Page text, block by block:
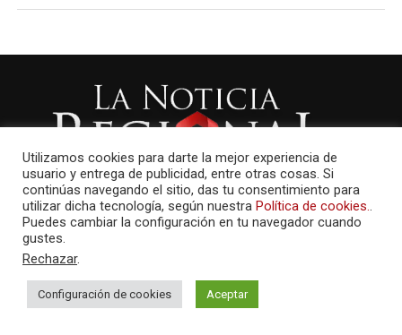
AMAYCOM.NET
Utilizamos cookies para darte la mejor experiencia de
usuario y entrega de publicidad, entre otras cosas. Si
continúas navegando el sitio, das tu consentimiento para
utilizar dicha tecnología, según nuestra Política de cookies..
Puedes cambiar la configuración en tu navegador cuando
gustes.
Rechazar.
Configuración de cookies Aceptar